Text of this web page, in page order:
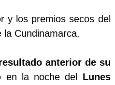
y los premios secos del
Cundinamarca.
anterior de su
en la noche del Lunes